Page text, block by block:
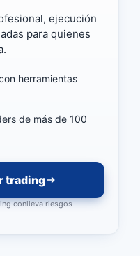
ejecución
para quienes
herramientas
de más de 100
trading
conlleva riesgos